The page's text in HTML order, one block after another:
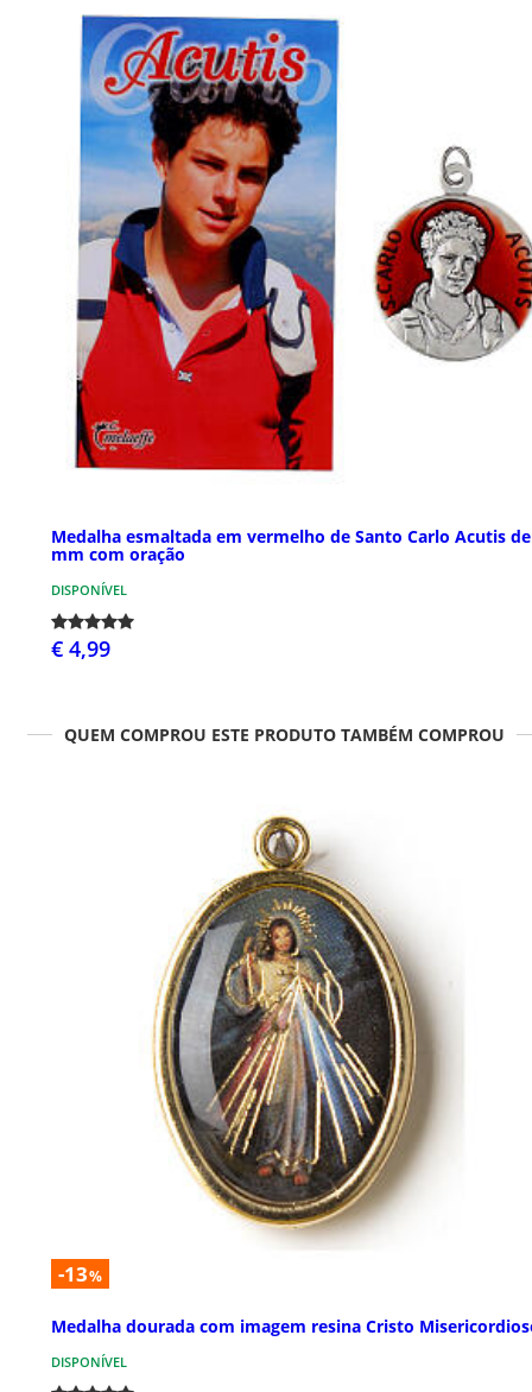
Medalha esmaltada em vermelho de Santo Carlo Acutis
mm com oração
DISPONÍVEL
€ 4,99
QUEM COMPROU ESTE PRODUTO TAMBÉM COMPROU
-13%
Medalha dourada com imagem resina Cristo
DISPONÍVEL